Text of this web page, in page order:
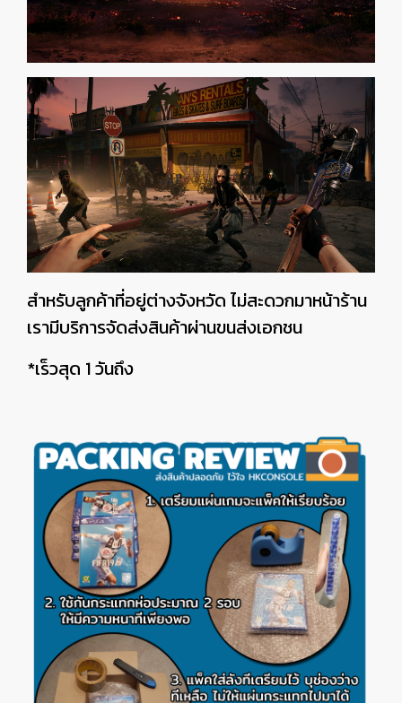
สำหรับลูกค้าที่อยู่ต่างจังหวัด ไม่สะดวกมาหน้าร้าน
เรามีบริการจัดส่งสินค้าผ่านขนส่งเอกชน
*เร็วสุด 1 วันถึง